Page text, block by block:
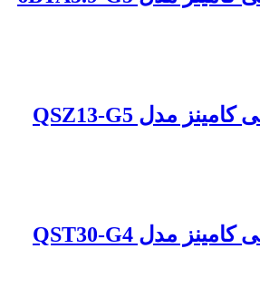
ژنراتور دیزلی کامینز مدل QSZ13-G5
ژنراتور دیزلی کامینز مدل QST30-G4